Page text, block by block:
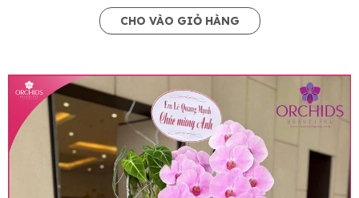
CHO VÀO GIỎ HÀNG